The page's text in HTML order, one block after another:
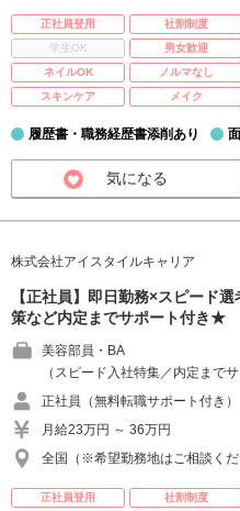
正社員登用 社割制度
学生OK
男女歓迎
ネイルOK
ノルマなし
スキンケア
メイク
履歴書・職務経歴書添削あり
気になる
株式会社アイスタイルキャリア
【正社員】即日勤務×スピード
策など内定までサポート付き★
美容部員・BA
（スピード入社特集／内定まで
正社員（無料転職サポート付き）
月給23万円 ～ 36万円
全国（※希望勤務地はご相談くだ
正社員登用 社割制度